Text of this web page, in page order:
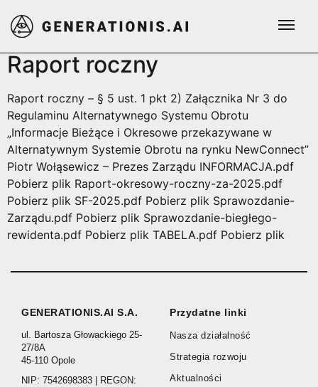
Dzień:2026-06-01
Raport roczny
Raport roczny – § 5 ust. 1 pkt 2) Załącznika Nr 3 do
Regulaminu Alternatywnego Systemu Obrotu
„Informacje Bieżące i Okresowe przekazywane w
Alternatywnym Systemie Obrotu na rynku NewConnect”
Piotr Wołąsewicz – Prezes Zarządu INFORMACJA.pdf
Pobierz plik Raport-okresowy-roczny-za-2025.pdf
Pobierz plik SF-2025.pdf Pobierz plik Sprawozdanie-
Zarządu.pdf Pobierz plik Sprawozdanie-biegłego-
rewidenta.pdf Pobierz plik TABELA.pdf Pobierz plik
GENERATIONIS.AI S.A.
ul. Bartosza Głowackiego 25-
27/8A
45-110 Opole
NIP: 7542698383 | REGON:
Przydatne linki
Nasza działalność
Strategia rozwoju
Aktualności